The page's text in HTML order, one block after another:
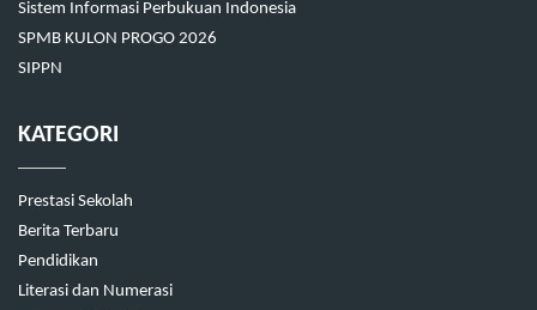
Sistem Informasi Perbukuan Indonesia
SPMB KULON PROGO 2026
SIPPN
KATEGORI
Prestasi Sekolah
Berita Terbaru
Pendidikan
Literasi dan Numerasi